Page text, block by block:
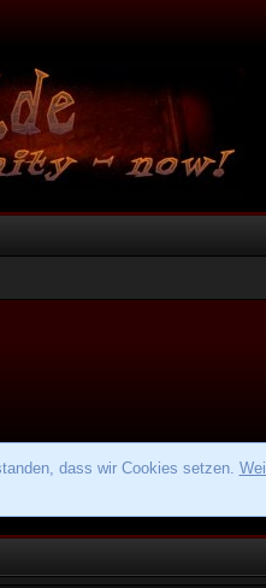
dass wir Cookies setzen.